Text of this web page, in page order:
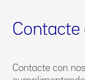
Contacte
Contacte con